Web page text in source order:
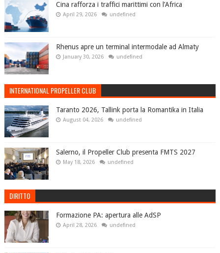
Cina rafforza i traffici marittimi con l’Africa
April 29, 2026 undefined
Rhenus apre un terminal intermodale ad Almaty
January 30, 2026 undefined
INTERNATIONAL PROPELLER CLUB
Taranto 2026, Tallink porta la Romantika in Italia
August 04, 2026 undefined
Salerno, il Propeller Club presenta FMTS 2027
May 18, 2026 undefined
DIRITTO
Formazione PA: apertura alle AdSP
April 28, 2026 undefined